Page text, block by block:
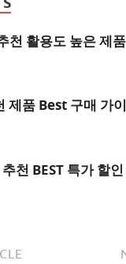
천 활용도 높은 제
제품 Best 구매 가
천 BEST 특가 할